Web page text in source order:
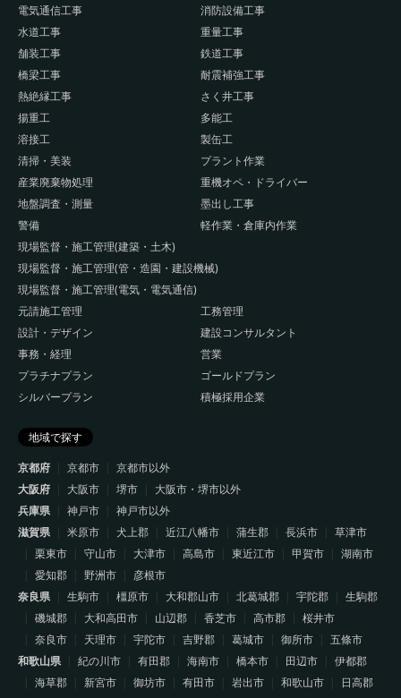
電気通信工事
消防設備工事
水道工事
重量工事
舗装工事
鉄道工事
橋梁工事
耐震補強工事
熱絶縁工事
さく井工事
揚重工
多能工
溶接工
製缶工
清掃・美装
プラント作業
産業廃棄物処理
重機オペ・ドライバー
地盤調査・測量
墨出し工事
警備
軽作業・倉庫内作業
現場監督・施工管理(建築・土木)
現場監督・施工管理(管・造園・建設機械)
現場監督・施工管理(電気・電気通信)
元請施工管理
工務管理
設計・デザイン
建設コンサルタント
事務・経理
営業
プラチナプラン
ゴールドプラン
シルバープラン
積極採用企業
地域で探す
京都府
京都市
京都市以外
大阪府
大阪市 堺市
大阪市・堺市以外
兵庫県
神戸市
神戸市以外
滋賀県
米原市 犬上郡 近江八幡市 蒲生郡 長浜市
草津市
栗東市
守山市 大津市 高島市 東近江市 甲賀市
湖南市
愛知郡
野洲市
彦根市
奈良県
生駒市 橿原市 大和郡山市 北葛城郡 宇陀郡
生駒郡
磯城郡
大和高田市 山辺郡 香芝市 高市郡
桜井市
奈良市
天理市 宇陀市 吉野郡 葛城市 御所市
五條市
和歌山県
紀の川市 有田郡 海南市 橋本市 田辺市
伊都郡
海草郡
新宮市 御坊市 有田市 岩出市 和歌山市
日高郡